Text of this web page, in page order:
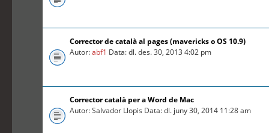
Corrector de català al pages (mavericks o OS 10.9)
Autor:abf1 Data: dl. des. 30, 2013 4:02 pm
Corrector català per a Word de Mac
Autor: Salvador Llopis Data: dl. juny 30, 2014 11:28 am